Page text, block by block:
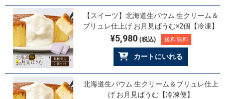
【スイーツ】北海道生バウム 生クリーム＆
ブリュレ仕上げ お月見ばうむ×2個【冷凍】
¥5,980(税込) 送料無料
カートにいれる
北海道生バウム 生クリーム＆ブリュレ仕上
げ お月見ばうむ【冷凍便】